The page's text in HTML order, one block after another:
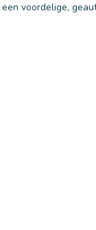
voordelige,